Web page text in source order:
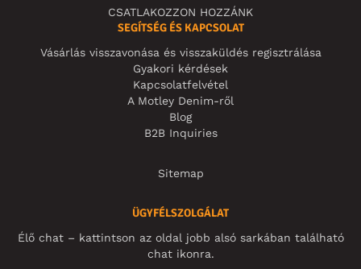
CSATLAKOZZON HOZZÁNK
SEGÍTSÉG ÉS KAPCSOLAT
Vásárlás visszavonása és visszaküldés regisztrálása
Gyakori kérdések
Kapcsolatfelvétel
A Motley Denim-ről
Blog
B2B Inquiries
Sitemap
ÜGYFÉLSZOLGÁLAT
Élő chat – kattintson az oldal jobb alsó sarkában található
chat ikonra.